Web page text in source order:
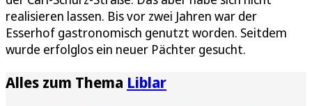
realisieren lassen. Bis vor zwei Jahren war der
Esserhof gastronomisch genutzt worden. Seitdem
wurde erfolglos ein neuer Pächter gesucht.
Alles zum Thema Liblar